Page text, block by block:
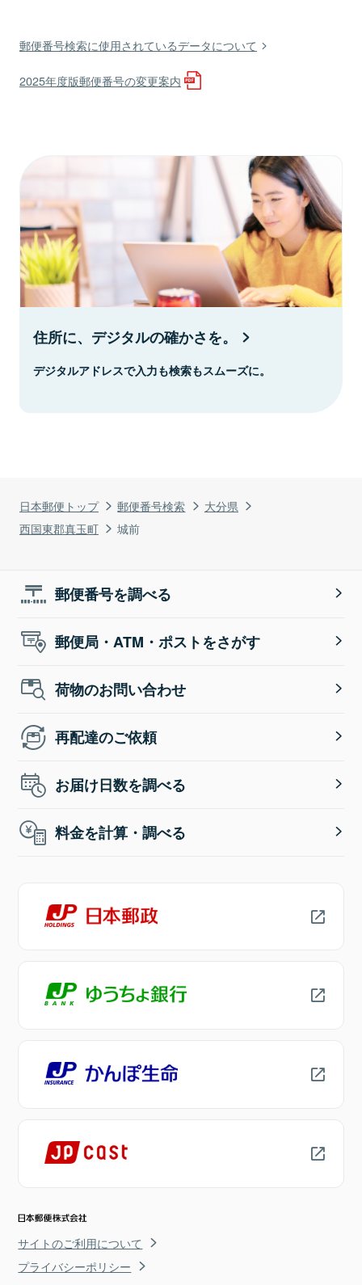
日本郵便トップ 郵便番号検索
大分県
西国東郡真玉町
城前
郵便番号検索に使用されているデータについて
2025年度版郵便番号の変更案内
住所に、デジタルの確かさを。
デジタルアドレスで入力も検索もスムーズに。
郵便番号を調べる
郵便局・ATM・ポストをさがす
荷物のお問い合わせ
再配達のご依頼
お届け日数を調べる
料金を計算・調べる
サイトのご利用について
プライバシーポリシー